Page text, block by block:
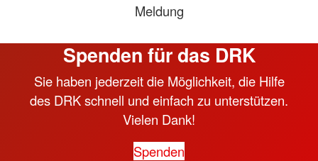
Meldung
Spenden für das DRK
Sie haben jederzeit die Möglichkeit, die Hilfe
des DRK schnell und einfach zu unterstützen.
Vielen Dank!
Spenden